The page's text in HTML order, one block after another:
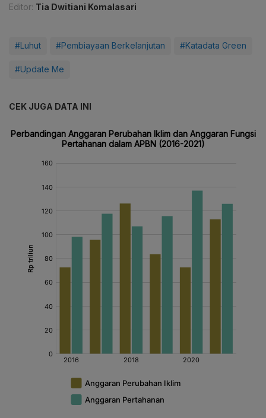
Editor: Tia Dwitiani Komalasari
#Luhut #Pembiayaan Berkelanjutan #Katadata Green
#Update Me
CEK JUGA DATA INI